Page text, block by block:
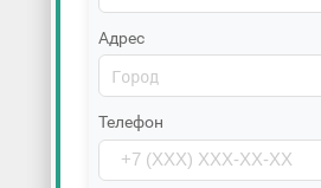
Адрес
Телефон